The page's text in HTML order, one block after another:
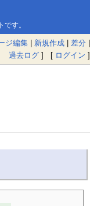
です。
ジ編集 | 新規作成 | 差分 |
過去ログ ] [ ログイン ]